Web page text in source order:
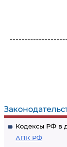
Кодексы РФ в
АПК РФ